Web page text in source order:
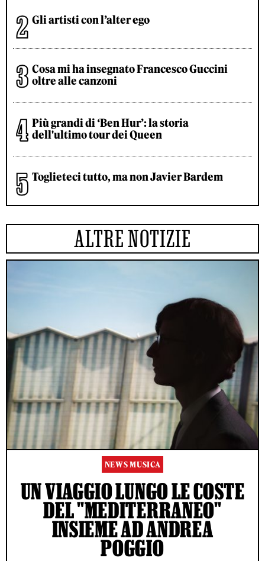
Gli artisti con l’alter ego
Cosa mi ha insegnato Francesco Guccini
oltre alle canzoni
Più grandi di ‘Ben Hur’: la storia
dell'ultimo tour dei Queen
Toglieteci tutto, ma non Javier Bardem
ALTRE NOTIZIE
NEWS MUSICA
UN VIAGGIO LUNGO LE COSTE
DEL "MEDITERRANEO"
INSIEME AD ANDREA
POGGIO